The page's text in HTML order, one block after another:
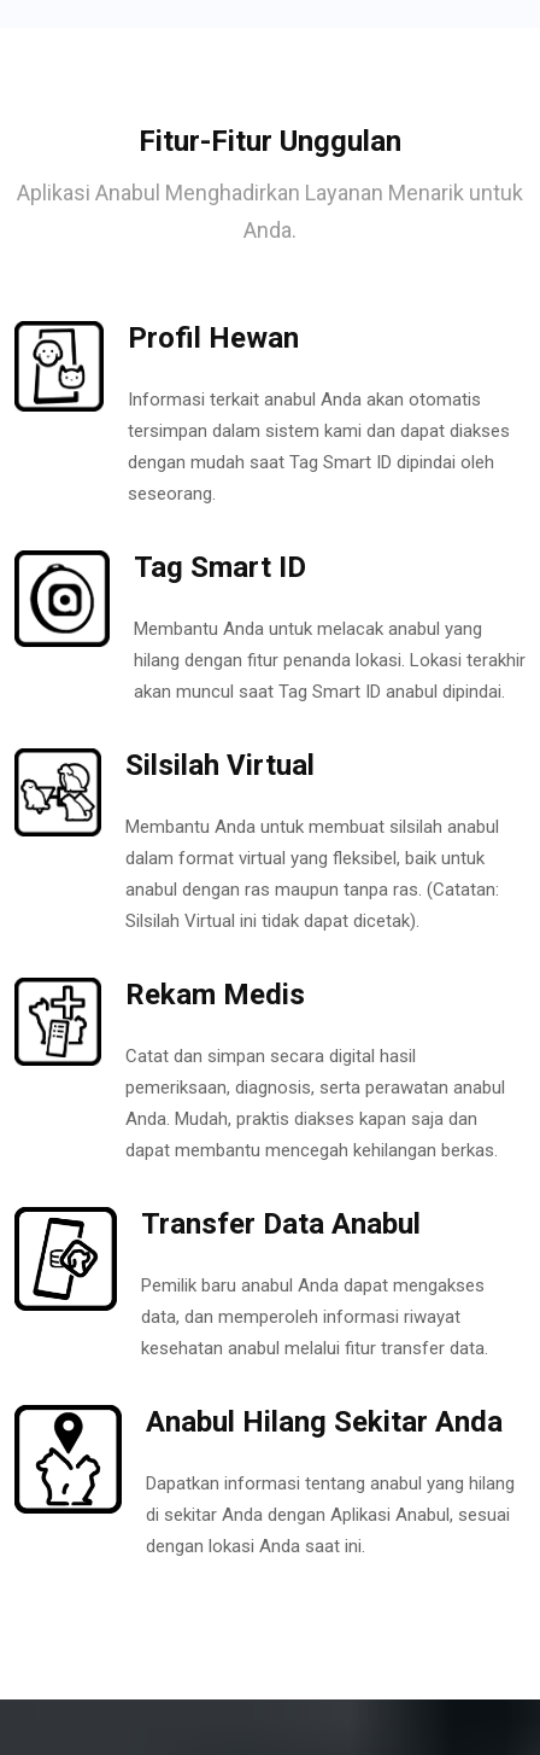
Fitur-Fitur Unggulan
Aplikasi Anabul Menghadirkan Layanan Menarik untuk
Anda.
Profil Hewan
Informasi terkait anabul Anda akan otomatis
tersimpan dalam sistem kami dan dapat diakses
dengan mudah saat Tag Smart ID dipindai oleh
seseorang.
Tag Smart ID
Membantu Anda untuk melacak anabul yang
hilang dengan fitur penanda lokasi. Lokasi terakhir
akan muncul saat Tag Smart ID anabul dipindai.
Silsilah Virtual
Membantu Anda untuk membuat silsilah anabul
dalam format virtual yang fleksibel, baik untuk
anabul dengan ras maupun tanpa ras. (Catatan:
Silsilah Virtual ini tidak dapat dicetak).
Rekam Medis
Catat dan simpan secara digital hasil
pemeriksaan, diagnosis, serta perawatan anabul
Anda. Mudah, praktis diakses kapan saja dan
dapat membantu mencegah kehilangan berkas.
Transfer Data Anabul
Pemilik baru anabul Anda dapat mengakses
data, dan memperoleh informasi riwayat
kesehatan anabul melalui fitur transfer data.
Anabul Hilang Sekitar Anda
Dapatkan informasi tentang anabul yang hilang
di sekitar Anda dengan Aplikasi Anabul, sesuai
dengan lokasi Anda saat ini.